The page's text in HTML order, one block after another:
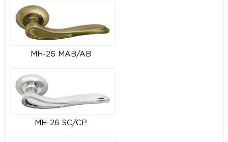
MH-26 MAB/AB
MH-26 SC/CP